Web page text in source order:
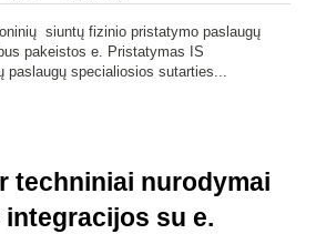
siuntų fizinio pristatymo paslaugų
pakeistos e. Pristatymas IS
paslaugų specialiosios sutarties...
techniniai nurodymai
su e.